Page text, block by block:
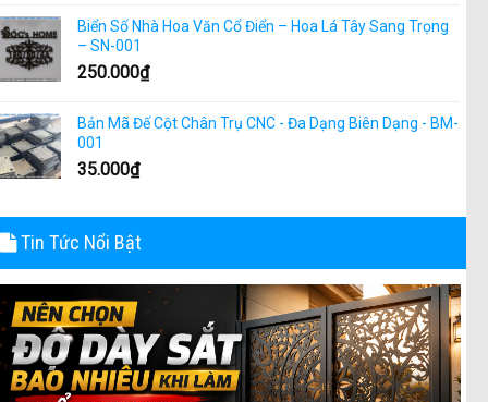
Biển Số Nhà Hoa Văn Cổ Điển – Hoa Lá Tây Sang Trọng
– SN-001
250.000₫
Bản Mã Đế Cột Chân Trụ CNC - Đa Dạng Biên Dạng - BM-
001
35.000₫
Tin Tức Nổi Bật